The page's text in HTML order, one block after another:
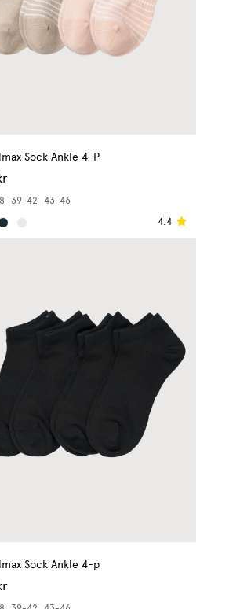
Sock Ankle 4-P
39-42
43-46
4.4
Sock Ankle 4-p